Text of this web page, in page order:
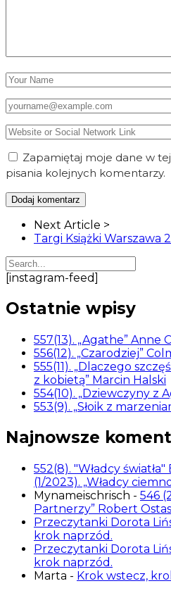
Zapamiętaj moje dane w
pisania kolejnych komentarzy.
Article
Navigation
Next Article >
Targi Książki Warszawa
[instagram-feed]
Ostatnie wpisy
557(13). „Agathe” Anne
556(12). „Czarodziej”
555(11). „Dlaczego
z kobietą” Marcin Halski
554(10). „Dziewczyny z
553(9). „Słoik z
Najnowsze
552(8). "Władcy
(1/2023). „Władcy
Mynameischrisch - 546
Partnerzy” Robert
Przeczytanki Dorota
krok naprzód.
Przeczytanki Dorota
krok naprzód.
Marta - Krok wstecz,